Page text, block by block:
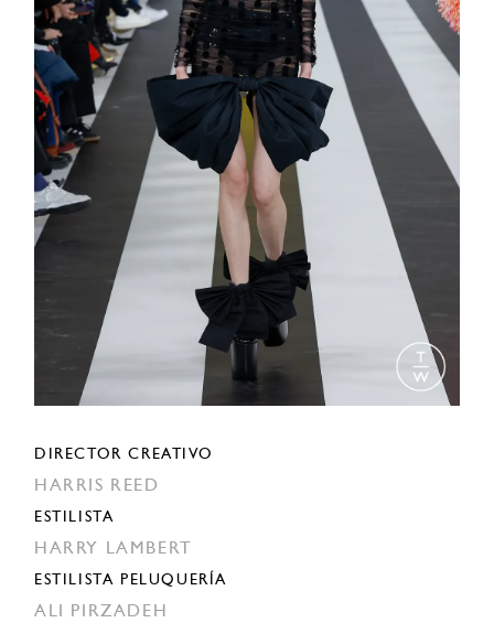
DIRECTOR CREATIVO
HARRIS REED
ESTILISTA
HARRY LAMBERT
ESTILISTA PELUQUERÍA
ALI PIRZADEH